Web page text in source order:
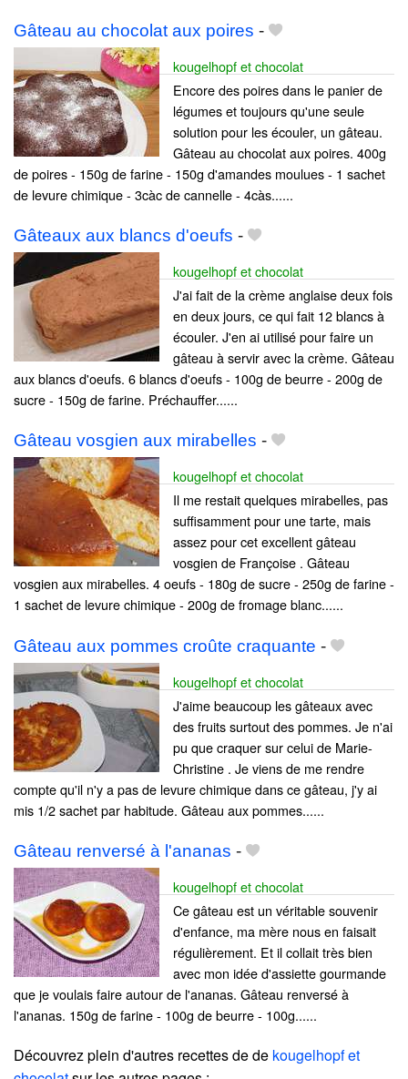
Gâteau au chocolat aux poires -
kougelhopf et chocolat
Encore des poires dans le panier de
légumes et toujours qu'une seule
solution pour les écouler, un gâteau.
Gâteau au chocolat aux poires. 400g
de poires - 150g de farine - 150g d'amandes moulues - 1 sachet
de levure chimique - 3càc de cannelle - 4càs......
Gâteaux aux blancs d'oeufs -
kougelhopf et chocolat
J'ai fait de la crème anglaise deux fois
en deux jours, ce qui fait 12 blancs à
écouler. J'en ai utilisé pour faire un
gâteau à servir avec la crème. Gâteau
aux blancs d'oeufs. 6 blancs d'oeufs - 100g de beurre - 200g de
sucre - 150g de farine. Préchauffer......
Gâteau vosgien aux mirabelles -
kougelhopf et chocolat
Il me restait quelques mirabelles, pas
suffisamment pour une tarte, mais
assez pour cet excellent gâteau
vosgien de Françoise . Gâteau
vosgien aux mirabelles. 4 oeufs - 180g de sucre - 250g de farine -
1 sachet de levure chimique - 200g de fromage blanc......
Gâteau aux pommes croûte craquante -
kougelhopf et chocolat
J'aime beaucoup les gâteaux avec
des fruits surtout des pommes. Je n'ai
pu que craquer sur celui de Marie-
Christine . Je viens de me rendre
compte qu'il n'y a pas de levure chimique dans ce gâteau, j'y ai
mis 1/2 sachet par habitude. Gâteau aux pommes......
Gâteau renversé à l'ananas -
kougelhopf et chocolat
Ce gâteau est un véritable souvenir
d'enfance, ma mère nous en faisait
régulièrement. Et il collait très bien
avec mon idée d'assiette gourmande
que je voulais faire autour de l'ananas. Gâteau renversé à
l'ananas. 150g de farine - 100g de beurre - 100g......
Découvrez plein d'autres recettes dede kougelhopf et